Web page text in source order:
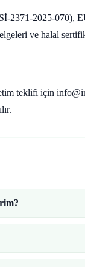
2371-2025-070),
ve halal
teklifi için